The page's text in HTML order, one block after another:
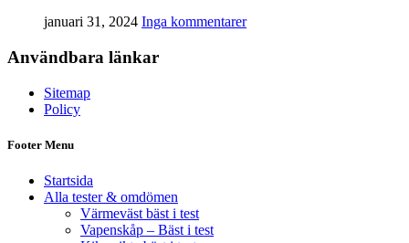
januari 31, 2024 Inga kommentarer
Användbara länkar
Sitemap
Policy
Footer Menu
Startsida
Alla tester & omdömen
Värmeväst bäst i test
Vapenskåp – Bäst i test